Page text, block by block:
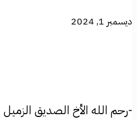
ديسمبر 1, 2024
-رحم الله الأخ الصديق